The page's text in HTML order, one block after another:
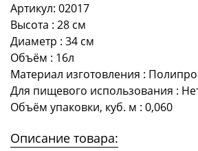
Артикул: 02017
Высота : 28 см
Диаметр : 34 см
Объём : 16л
Материал изготовления :
Для пищевого использования :
Объём упаковки, куб. м : 0,060
Описание товара: